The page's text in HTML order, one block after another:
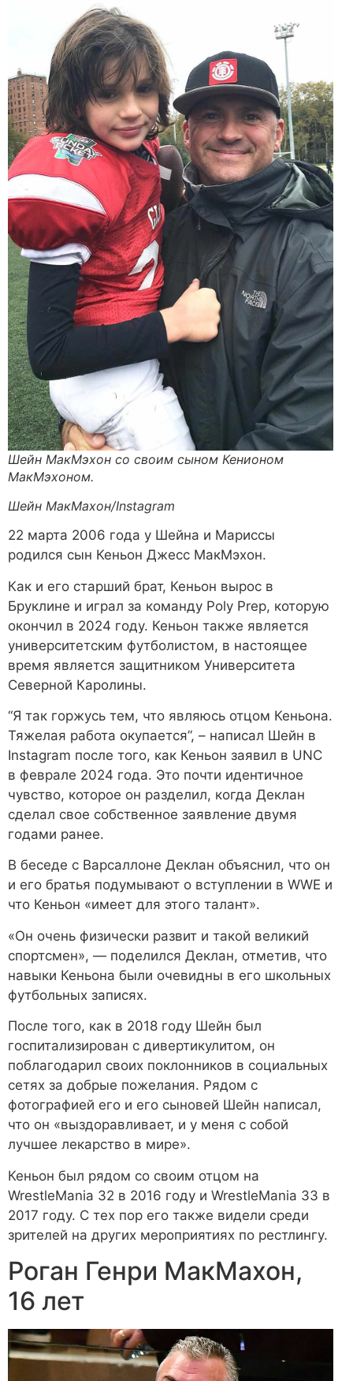
Шейн МакМэхон со своим сыном Кенионом
МакМэхоном.
Шейн МакМахон/Instagram
22 марта 2006 года у Шейна и Мариссы
родился сын Кеньон Джесс МакМэхон.
Как и его старший брат, Кеньон вырос в
Бруклине и играл за команду Poly Prep, которую
окончил в 2024 году. Кеньон также является
университетским футболистом, в настоящее
время является защитником Университета
Северной Каролины.
“Я так горжусь тем, что являюсь отцом Кеньона.
Тяжелая работа окупается”, – написал Шейн в
Instagram после того, как Кеньон заявил в UNC
в феврале 2024 года. Это почти идентичное
чувство, которое он разделил, когда Деклан
сделал свое собственное заявление двумя
годами ранее.
В беседе с Варсаллоне Деклан объяснил, что он
и его братья подумывают о вступлении в WWE и
что Кеньон «имеет для этого талант».
«Он очень физически развит и такой великий
спортсмен», — поделился Деклан, отметив, что
навыки Кеньона были очевидны в его школьных
футбольных записях.
После того, как в 2018 году Шейн был
госпитализирован с дивертикулитом, он
поблагодарил своих поклонников в социальных
сетях за добрые пожелания. Рядом с
фотографией его и его сыновей Шейн написал,
что он «выздоравливает, и у меня с собой
лучшее лекарство в мире».
Кеньон был рядом со своим отцом на
WrestleMania 32 в 2016 году и WrestleMania 33 в
2017 году. С тех пор его также видели среди
зрителей на других мероприятиях по рестлингу.
Роган Генри МакМахон,
16 лет